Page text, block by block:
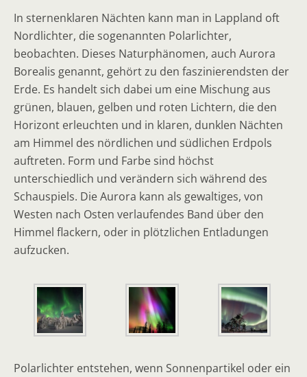
In sternenklaren Nächten kann man in Lappland oft
Nordlichter, die sogenannten Polarlichter,
beobachten. Dieses Naturphänomen, auch Aurora
Borealis genannt, gehört zu den faszinierendsten der
Erde. Es handelt sich dabei um eine Mischung aus
grünen, blauen, gelben und roten Lichtern, die den
Horizont erleuchten und in klaren, dunklen Nächten
am Himmel des nördlichen und südlichen Erdpols
auftreten. Form und Farbe sind höchst
unterschiedlich und verändern sich während des
Schauspiels. Die Aurora kann als gewaltiges, von
Westen nach Osten verlaufendes Band über den
Himmel flackern, oder in plötzlichen Entladungen
aufzucken.
Polarlichter entstehen, wenn Sonnenpartikel oder ein